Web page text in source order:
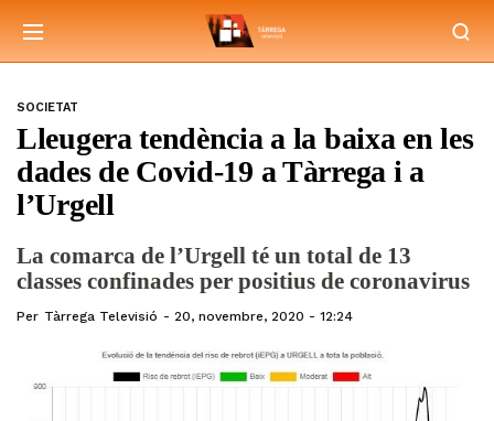
SOCIETAT
Lleugera tendència a la baixa en les
dades de Covid-19 a Tàrrega i a
l’Urgell
La comarca de l’Urgell té un total de 13
classes confinades per positius de coronavirus
Per Tàrrega Televisió 20, novembre, 2020 - 12:24